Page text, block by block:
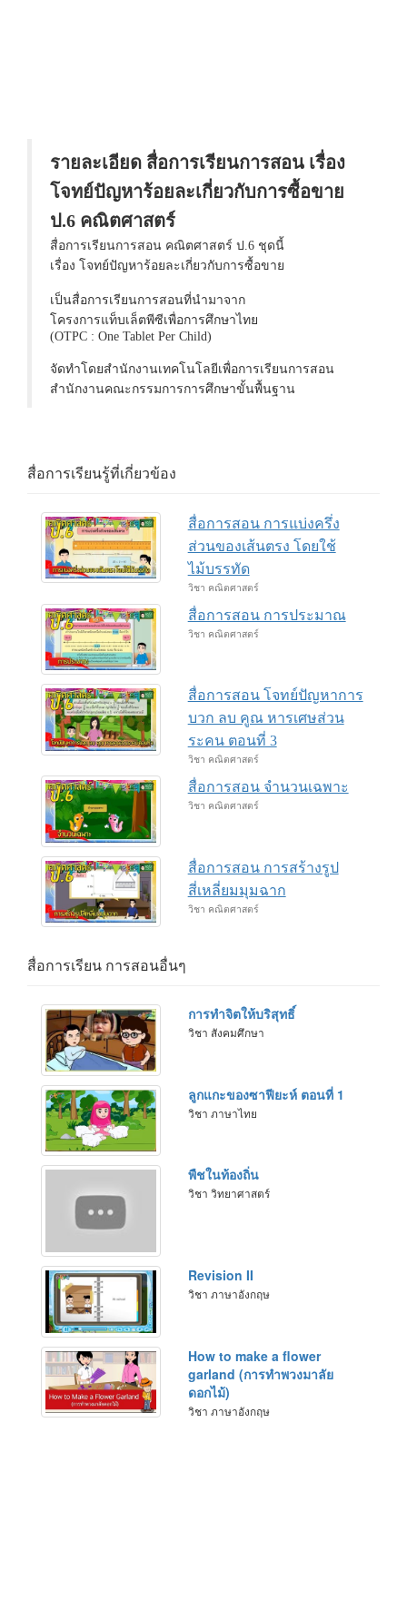
รายละเอียด สื่อการเรียนการสอน เรื่อง
โจทย์ปัญหาร้อยละเกี่ยวกับการซื้อขาย
ป.6 คณิตศาสตร์
สื่อการเรียนการสอน คณิตศาสตร์ ป.6 ชุดนี้
เรื่อง โจทย์ปัญหาร้อยละเกี่ยวกับการซื้อขาย
เป็นสื่อการเรียนการสอนที่นำมาจาก
โครงการแท็บเล็ตพีซีเพื่อการศึกษาไทย
(OTPC : One Tablet Per Child)
จัดทำโดยสำนักงานเทคโนโลยีเพื่อการเรียนการสอน
สำนักงานคณะกรรมการการศึกษาขั้นพื้นฐาน
สื่อการเรียนรู้ที่เกี่ยวข้อง
สื่อการสอน การแบ่งครึ่ง
ส่วนของเส้นตรง โดยใช้
ไม้บรรทัด
วิชา คณิตศาสตร์
สื่อการสอน การประมาณ
วิชา คณิตศาสตร์
สื่อการสอน โจทย์ปัญหาการ
บวก ลบ คูณ หารเศษส่วน
ระคน ตอนที่ 3
วิชา คณิตศาสตร์
สื่อการสอน จำนวนเฉพาะ
วิชา คณิตศาสตร์
สื่อการสอน การสร้างรูป
สี่เหลี่ยมมุมฉาก
วิชา คณิตศาสตร์
สื่อการเรียน การสอนอื่นๆ
การทำจิตให้บริสุทธิ์
วิชา สังคมศึกษา
ลูกแกะของซาฟียะห์ ตอนที่ 1
วิชา ภาษาไทย
พืชในท้องถิ่น
วิชา วิทยาศาสตร์
Revision II
วิชา ภาษาอังกฤษ
How to make a flower
garland (การทำพวงมาลัย
ดอกไม้)
วิชา ภาษาอังกฤษ